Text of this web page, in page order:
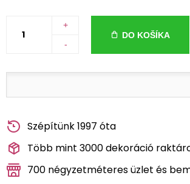
+
-
DO KOŠÍKA
Szépítünk 1997 óta
Több mint 3000 dekoráció
700 négyzetméteres üzlet és